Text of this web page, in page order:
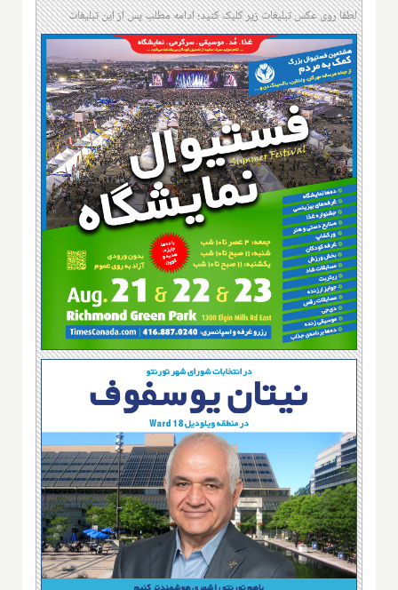
لطفا روی عکس تبلیغات زیر کلیک کنید؛ ادامه مطلب پس از این تبلیغات